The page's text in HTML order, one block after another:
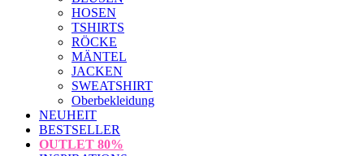
HOSEN
TSHIRTS
RÖCKE
MÄNTEL
JACKEN
SWEATSHIRT
Oberbekleidung
NEUHEIT
BESTSELLER
OUTLET 80%